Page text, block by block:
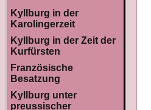
Kyllburg in der
Karolingerzeit
Kyllburg in der Zeit der
Kurfürsten
Französische
Besatzung
Kyllburg unter
preussischer